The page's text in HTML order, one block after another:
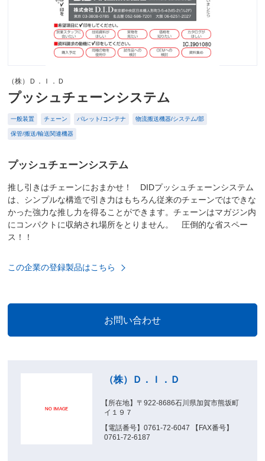
（株）Ｄ．Ｉ．Ｄ
プッシュチェーンシステム
一般装置 チェーン パレット/コンテナ 物流搬送機器/システム/部
保管/搬送/輸送関連機器
プッシュチェーンシステム
推し引きはチェーンにおまかせ！ DIDプッシュチェーンシステム
は、シンプルな構造で引き力はもちろん従来のチェーンではできな
かった強力な推し力を得ることができます。チェーンはマガジン内
にコンパクトに収納され場所をとりません。 圧倒的な省スペー
ス！！
この企業の登録製品はこちら
（株）Ｄ．Ｉ．Ｄ
【所在地】〒922-8686石川県加賀市熊坂町
イ１９７
【電話番号】0761-72-6047 【FAX番号】
0761-72-6187